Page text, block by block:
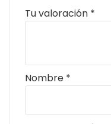
Tu valoración *
Nombre *